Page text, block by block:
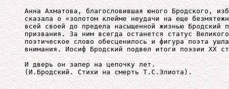
Анна Ахматова, благословившая юного Бродского,
сказала о «золотом клейме неудачи на еще
всей своей до предела насыщенной жизнью Бродский
призвания. За ним всегда останется статус
поэтическое слово обесценилось и фигура поэта
внимания. Иосиф Бродский подвел итоги поэзии XX
И дверь он запер на цепочку лет.
(И.Бродский. Стихи на смерть Т.С.Элиота).